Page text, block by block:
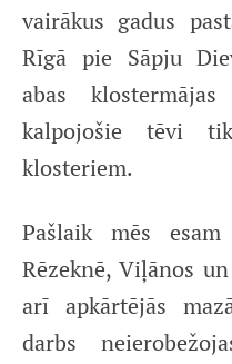
vairākus gadus
Rīgā pie Sāpju
abas
kalpojošie tēvi
klosteriem.
Pašlaik mēs
Rēzeknē, Viļānos
arī apkārtējās
darbs